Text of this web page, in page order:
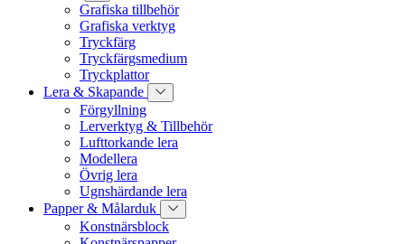
Grafiska tillbehör
Grafiska verktyg
Tryckfärg
Tryckfärgsmedium
Tryckplattor
Lera & Skapande
Förgyllning
Lerverktyg & Tillbehör
Lufttorkande lera
Modellera
Övrig lera
Ugnshärdande lera
Papper & Målarduk
Konstnärsblock